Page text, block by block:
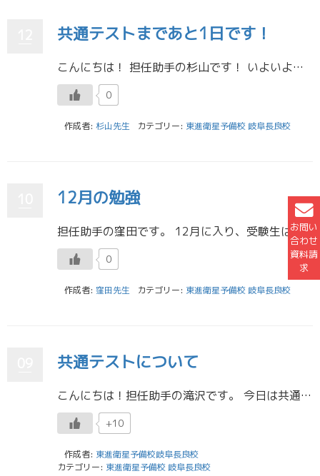
お問い
合わせ
資料請
求
共通テストまであと1日です！
こんにちは！ 担任助手の杉山です！ いよいよ明日、共通テストですね。 受験生の皆さん、今どんな心境でしょうか？ 僕自身は共通テスト前日は結構ぐっすり眠れた派なのですが 友達には全く寝付けなかった子がいたことも覚えているの […]
0
作成者: 杉山先生 カテゴリー: 東進衛星予備校 岐阜長良校
12月の勉強
担任助手の窪田です。 12月に入り、受験生は共通テストまで残り一か月ほどとなりました。普段の勉強は充実していますか？ 共通テストまでどんな勉強をするのかある程度見通しを持っておきましょう。自分がそうでしたが、あれもやらな […]
0
作成者: 窪田先生 カテゴリー: 東進衛星予備校 岐阜長良校
共通テストについて
こんにちは！担任助手の滝沢です。 今日は共通テスト直前の過ごし方についてお話したいと思います。 僕が受けたのはセンター試験でしたが、やるべきことは変わらないと思います。 共通テストの直前は、予想問題などを解くのがいいと思 […]
+10
作成者: 東進衛星予備校岐阜長良校
カテゴリー: 東進衛星予備校 岐阜長良校